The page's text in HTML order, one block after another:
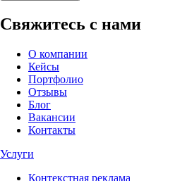
Свяжитесь с нами
О компании
Кейсы
Портфолио
Отзывы
Блог
Вакансии
Контакты
Услуги
Контекстная реклама